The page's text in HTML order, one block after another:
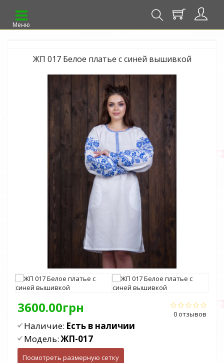
Меню
ЖП 017 Белое платье с синей вышивкой
0 отзывов
3600.00грн
Наличие: Есть в наличии
Модель:ЖП-017
Посмотреть размерную сетку